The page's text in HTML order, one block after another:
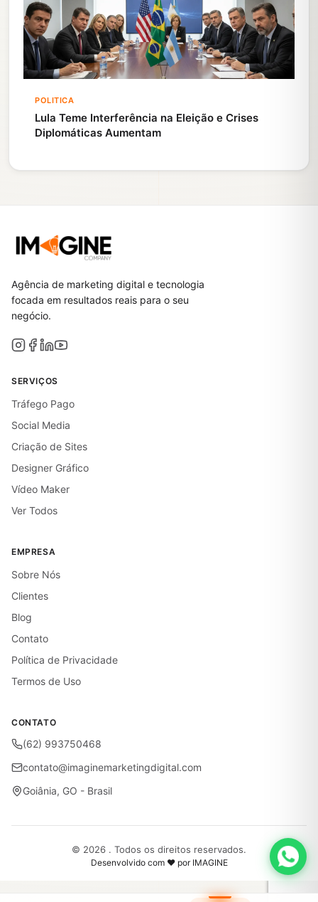
POLITICA
Lula Teme Interferência na Eleição e Crises
Diplomáticas Aumentam
Agência de marketing digital e tecnologia
focada em resultados reais para o seu
negócio.
SERVIÇOS
Tráfego Pago
Social Media
Criação de Sites
Designer Gráfico
Vídeo Maker
Ver Todos
EMPRESA
Sobre Nós
Clientes
Blog
Contato
Política de Privacidade
Termos de Uso
CONTATO
(62) 993750468
contato@imaginemarketingdigital.com
Goiânia, GO - Brasil
© 2026 . Todos os direitos reservados.
Desenvolvido com ♥ por IMAGINE